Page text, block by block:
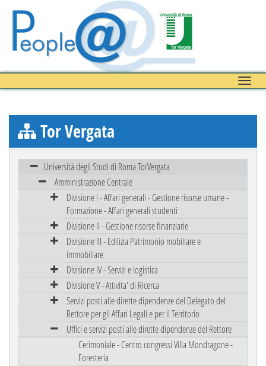
Toggle
Tor Vergata
Università degli Studi di Roma TorVergata
Amministrazione Centrale
Divisione I - Affari generali - Gestione risorse umane -
Formazione - Affari generali studenti
Divisione II - Gestione risorse finanziarie
Divisione III - Edilizia Patrimonio mobiliare e
immobiliare
Divisione IV - Servizi e logistica
Divisione V - Attivita' di Ricerca
Servizi posti alle dirette dipendenze del Delegato del
Rettore per gli Affari Legali e per il Territorio
Uffici e servizi posti alle dirette dipendenze del Rettore
Cerimoniale - Centro congressi Villa Mondragone -
Foresteria